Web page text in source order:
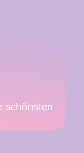
schönsten